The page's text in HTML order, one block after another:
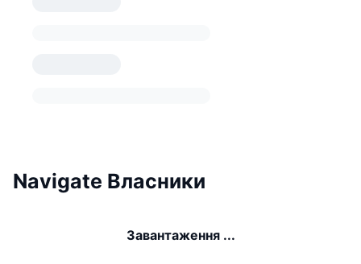
Navigate Власники
Завантаження ...